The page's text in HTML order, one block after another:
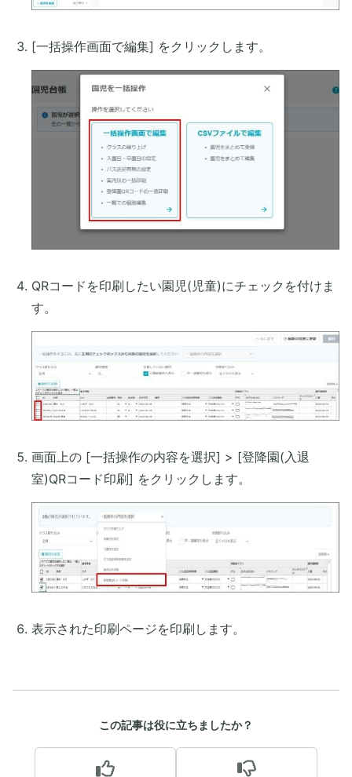
[一括操作画面で編集] をクリックします。
QRコードを印刷したい園児(児童)にチェックを付けま
す。
画面上の [一括操作の内容を選択] > [登降園(入退
室)QRコード印刷] をクリックします。
表示された印刷ページを印刷します。
この記事は役に立ちましたか？